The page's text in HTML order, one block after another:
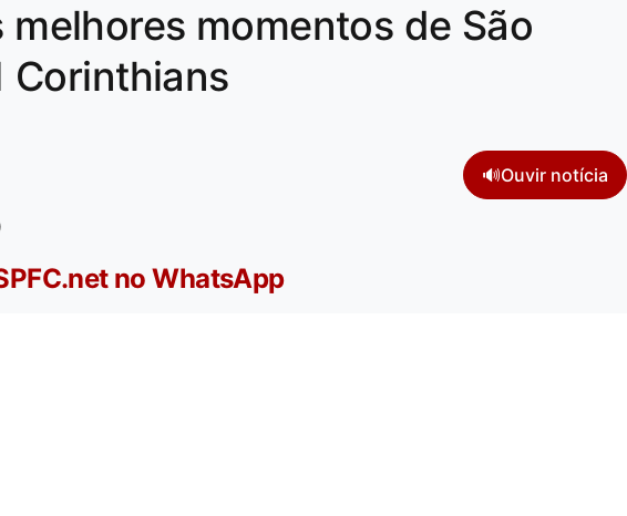
melhores momentos de São
Corinthians
🔊Ouvir notícia
no WhatsApp